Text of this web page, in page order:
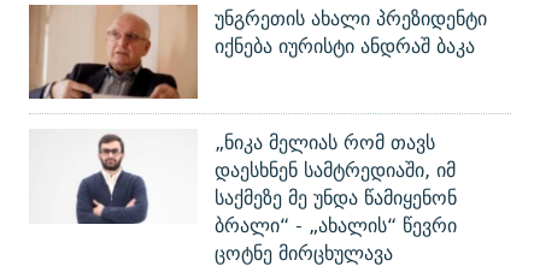
უნგრეთის ახალი პრეზიდენტი
იქნება იურისტი ანდრაშ ბაკა
„ნიკა მელიას რომ თავს
დაესხნენ სამტრედიაში, იმ
საქმეზე მე უნდა წამიყენონ
ბრალი“ - „ახალის“ წევრი
ცოტნე მირცხულავა